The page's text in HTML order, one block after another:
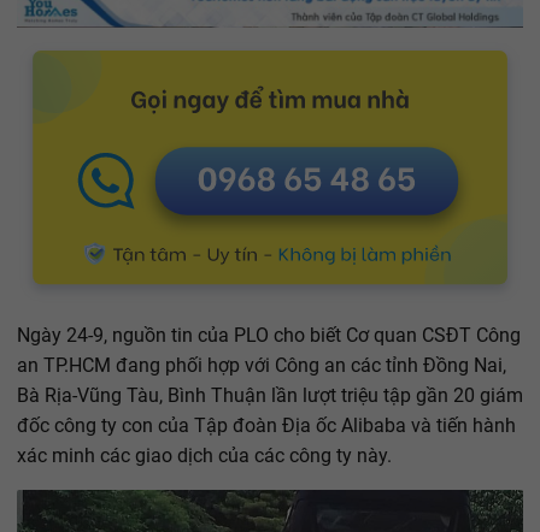
Ngày 24-9, nguồn tin của PLO cho biết Cơ quan CSĐT Công
an TP.HCM đang phối hợp với Công an các tỉnh Đồng Nai,
Bà Rịa-Vũng Tàu, Bình Thuận lần lượt triệu tập gần 20 giám
đốc công ty con của Tập đoàn Địa ốc Alibaba và tiến hành
xác minh các giao dịch của các công ty này.